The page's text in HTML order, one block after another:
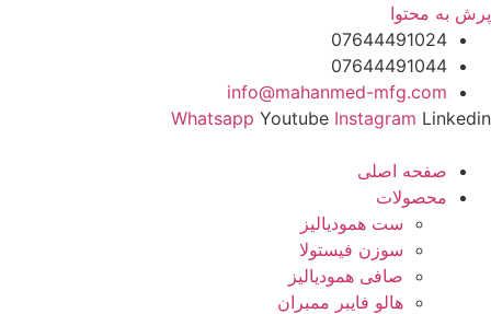
پرش به محتوا
07644491024
07644491044
info@mahanmed-mfg.com
Whatsapp Youtube Instagram Linkedin
صفحه اصلی
محصولات
ست همودیالیز
سوزن فیستولا
صافی همودیالیز
هالو فایبر ممبران